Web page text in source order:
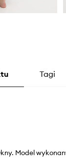
Tagi
Model